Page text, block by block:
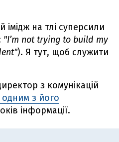
на тлі суперсили
"I’m not trying to build my
). Я тут, щоб служити
з комунікацій
з його
інформації.